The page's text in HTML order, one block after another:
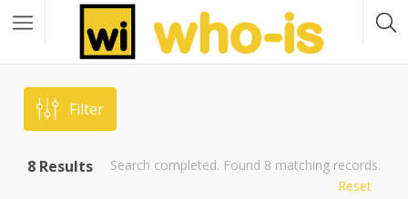
Filter
8 Results
Search completed. Found 8 matching records.
Reset